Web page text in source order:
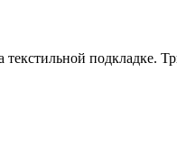
подкладке.